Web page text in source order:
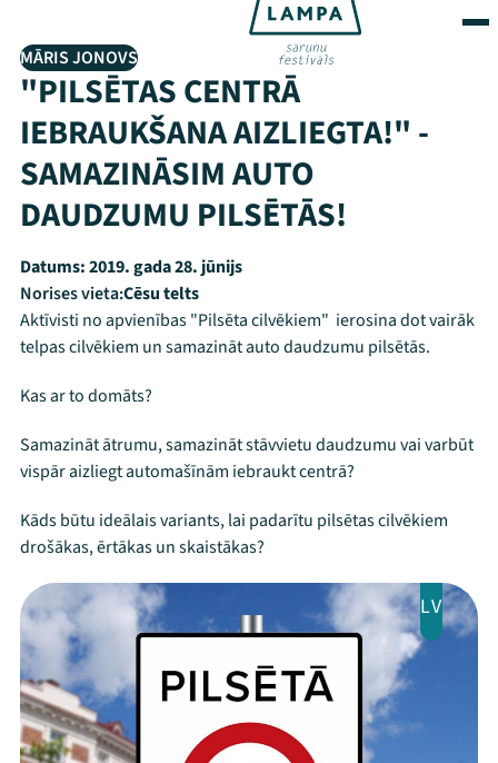
MĀRIS JONOVS
"PILSĒTAS CENTRĀ
IEBRAUKŠANA AIZLIEGTA!" -
SAMAZINĀSIM AUTO
DAUDZUMU PILSĒTĀS!
Datums:2019. gada 28. jūnijs
Norises vieta:Cēsu telts
Aktīvisti no apvienības "Pilsēta cilvēkiem" ierosina dot vairāk
telpas cilvēkiem un samazināt auto daudzumu pilsētās.
Kas ar to domāts?
Samazināt ātrumu, samazināt stāvvietu daudzumu vai varbūt
vispār aizliegt automašīnām iebraukt centrā?
Kāds būtu ideālais variants, lai padarītu pilsētas cilvēkiem
drošākas, ērtākas un skaistākas?
LV